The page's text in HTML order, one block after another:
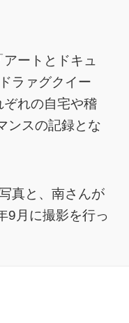
ートとドキュ
ラァグクイー
れの自宅や稽
ンスの記録とな
真と、南さんが
9月に撮影を行っ